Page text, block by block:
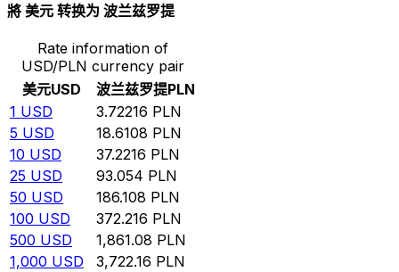
將 美元 转换为 波兰兹罗提
Rate information of
USD/PLN currency pair
美元USD 波兰兹罗提PLN
1 USD 3.72216 PLN
5 USD 18.6108 PLN
10 USD 37.2216 PLN
25 USD 93.054 PLN
50 USD 186.108 PLN
100 USD 372.216 PLN
500 USD 1,861.08 PLN
1,000 USD 3,722.16 PLN